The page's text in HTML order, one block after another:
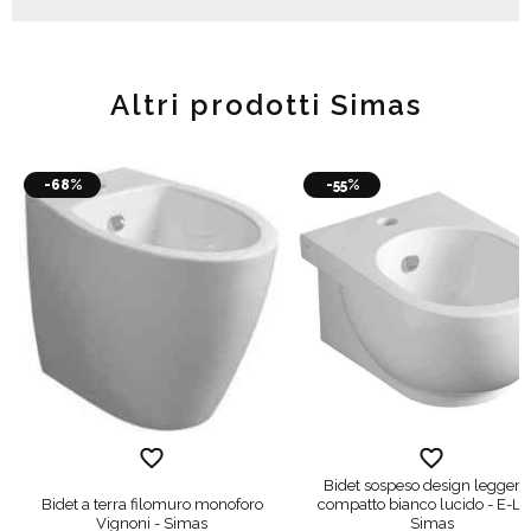
Altri prodotti Simas
-68%
Bidet a terra filomuro monoforo
Vignoni - Simas
-55%
Bidet sospeso design leggero
compatto bianco lucido - E-
Simas